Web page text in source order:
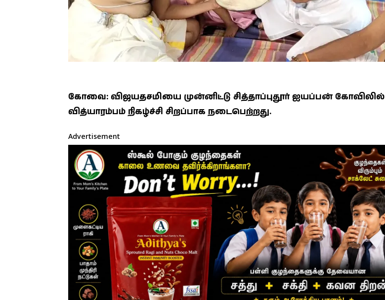
கோவை: விஜயதசமியை முன்னிட்டு சித்தாப்புதூர் ஐயப்பன் கோவிலில்
வித்யாரம்பம் நிகழ்ச்சி சிறப்பாக நடைபெற்றது.
Advertisement